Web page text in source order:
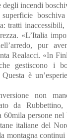
degli incendi
tratti
«L’Italia
pur
Realacci. «In
gestiscono i
è
non
da
persone nel
italiane del
montagna